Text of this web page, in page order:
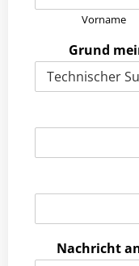
Vorname
Grund
Nachricht